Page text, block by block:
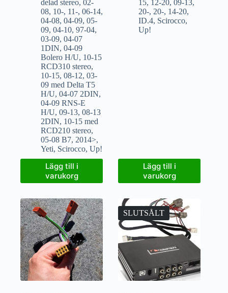
delad stereo, 02-
08, 10-, 11-, 06-14,
04-08, 04-09, 05-
09, 04-10, 97-04,
03-09, 04-07
1DIN, 04-09
Bolero H/U, 10-15
RCD310 stereo,
10-15, 08-12, 03-
09 med Delta T5
H/U, 04-07 2DIN,
04-09 RNS-E
H/U, 09-13, 08-13
2DIN, 10-15 med
RCD210 stereo,
05-08 B7, 2014>,
Yeti, Scirocco, Up!
Lägg till i
varukorg
15, 12-20,09-13,
20-, 20-, 14-20,
ID.4, Scirocco,
Up!
Lägg till i
varukorg
SLUTSÅLT